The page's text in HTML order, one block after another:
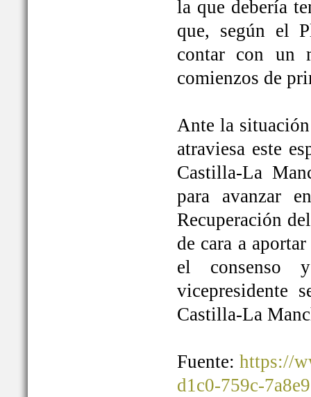
la que debería
que, según el
contar con un
comienzos de
Ante la
atraviesa este
Castilla-La
para avanzar
Recuperación
de cara a
el consenso
vicepresidente
Castilla-La
Fuente: https://
d1c0-759c-